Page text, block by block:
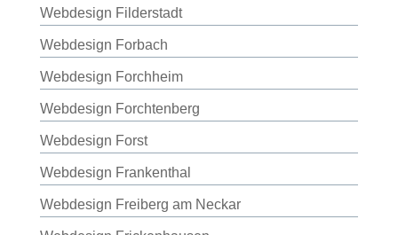
Webdesign Filderstadt
Webdesign Forbach
Webdesign Forchheim
Webdesign Forchtenberg
Webdesign Forst
Webdesign Frankenthal
Webdesign Freiberg am Neckar